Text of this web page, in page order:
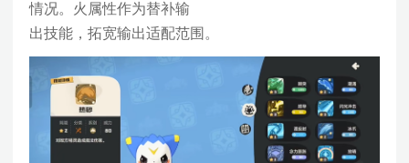
情况。火属性作为替补输
出技能，拓宽输出适配范围。